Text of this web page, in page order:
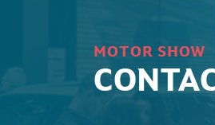
MOTOR SHOW